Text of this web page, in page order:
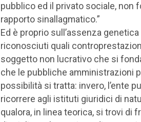
pubblico ed il privato sociale, non
rapporto sinallagmatico.”
Ed è proprio sull’assenza
riconosciuti quali
soggetto non lucrativo che si
che le pubbliche amministrazioni
possibilità si tratta: invero, l’ente
ricorrere agli istituti giuridici di
qualora, in linea teorica, si trovi di